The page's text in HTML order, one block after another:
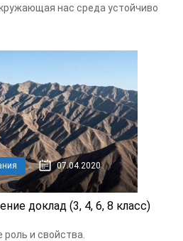
нас среда устойчиво
07.04.2020
доклад (3, 4, 6, 8 класс)
роль и свойства.